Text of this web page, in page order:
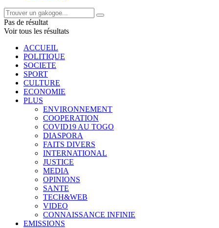
Pas de résultat
Voir tous les résultats
ACCUEIL
POLITIQUE
SOCIETE
SPORT
CULTURE
ECONOMIE
PLUS
ENVIRONNEMENT
COOPERATION
COVID19 AU TOGO
DIASPORA
FAITS DIVERS
INTERNATIONAL
JUSTICE
MEDIA
OPINIONS
SANTE
TECH&WEB
VIDEO
CONNAISSANCE INFINIE
EMISSIONS